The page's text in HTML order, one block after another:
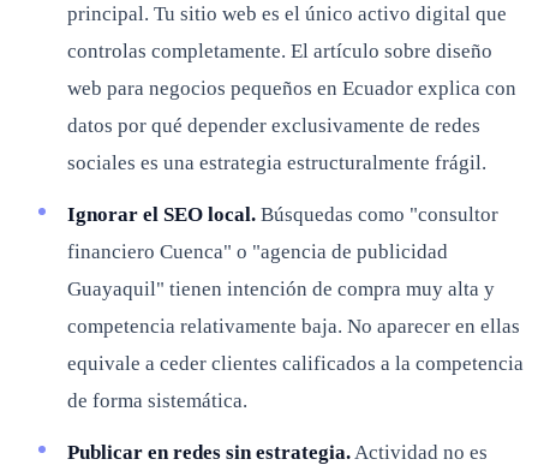
principal. Tu sitio web es el único activo digital que
controlas completamente. El artículo sobre diseño
web para negocios pequeños en Ecuador explica con
datos por qué depender exclusivamente de redes
sociales es una estrategia estructuralmente frágil.
Ignorar el SEO local. Búsquedas como "consultor
financiero Cuenca" o "agencia de publicidad
Guayaquil" tienen intención de compra muy alta y
competencia relativamente baja. No aparecer en ellas
equivale a ceder clientes calificados a la competencia
de forma sistemática.
Publicar en redes sin estrategia.Actividad no es